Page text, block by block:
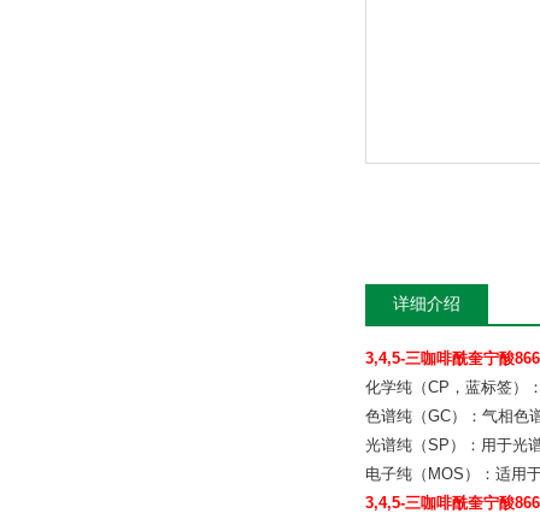
详细介绍
3,4,5-三咖啡酰奎宁酸
化学纯（CP，蓝标签）
色谱纯（GC）：气相色
光谱纯（SP）：用于光
电子纯（MOS）：适用
3,4,5-三咖啡酰奎宁酸